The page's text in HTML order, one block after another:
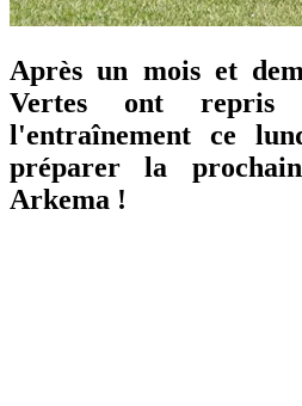
Après un mois et
Vertes ont
l'entraînement ce
préparer la
Arkema !